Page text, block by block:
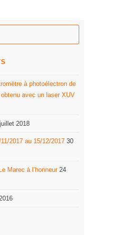
à photoélectron de
avec un laser XUV
2018
2017 au 15/12/2017 30
Marec à l’honneur 24